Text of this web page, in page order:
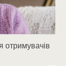
отримувачів